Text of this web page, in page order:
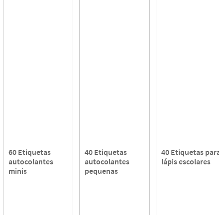
60 Etiquetas
autocolantes
minis
40 Etiquetas
autocolantes
pequenas
40 Etiquetas para
lápis escolares